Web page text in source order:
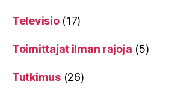
Televisio(17)
Toimittajat ilman rajoja (5)
Tutkimus(26)